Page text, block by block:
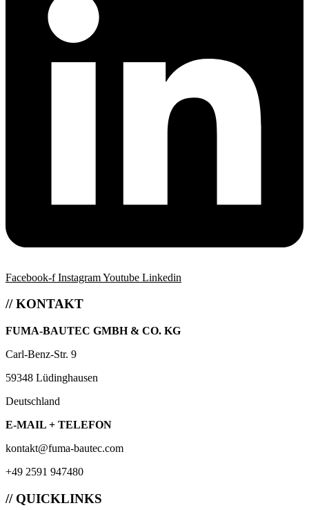
Facebook-f InstagramYoutube Linkedin
// KONTAKT
FUMA-BAUTEC GMBH & CO. KG
Carl-Benz-Str. 9
59348 Lüdinghausen
Deutschland
E-MAIL + TELEFON
kontakt@fuma-bautec.com
+49 2591 947480
// QUICKLINKS